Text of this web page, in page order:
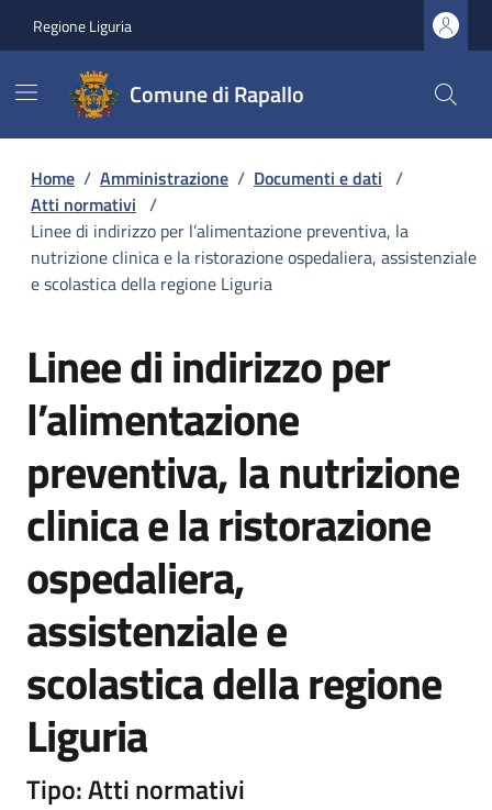
Regione Liguria
Comune di Rapallo
Home / Amministrazione / Documenti e dati /
Atti normativi /
Linee di indirizzo per l’alimentazione preventiva, la
nutrizione clinica e la ristorazione ospedaliera, assistenziale
e scolastica della regione Liguria
Linee di indirizzo per
l’alimentazione
preventiva, la nutrizione
clinica e la ristorazione
ospedaliera,
assistenziale e
scolastica della regione
Liguria
Tipo: Atti normativi